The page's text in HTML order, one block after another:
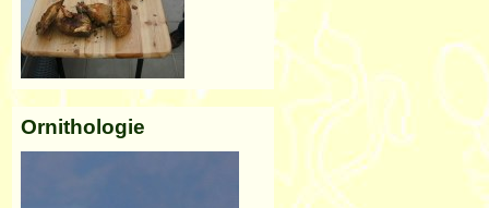
Ornithologie